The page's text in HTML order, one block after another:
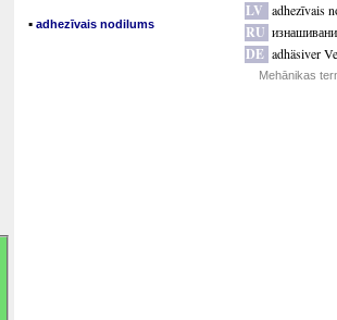
▪ adhezīvais nodilums
LV adhezīvais
RU
DE adhäsiver
Mehānikas